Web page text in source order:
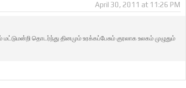
April 30, 2011 at 11:26 PM
தொடர்ந்து தினமும் உரக்கப்பேசும் குரலாக உலகம் முழுதும்